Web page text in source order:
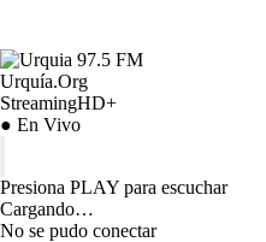
Urquía.Org
StreamingHD+
● En Vivo
Presiona PLAY para escuchar
Cargando…
No se pudo conectar